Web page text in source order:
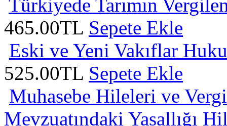
Türkiyede Tarımın
465.00TL Sepete Ekle
Eski ve Yeni Vakıflar
525.00TL Sepete Ekle
Muhasebe Hileleri ve
Mevzuatındaki Yasallığı